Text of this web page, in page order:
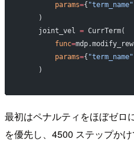
        params
={ "term_name"
    )
    joint_vel
= CurrTerm(
        func
=
        params
={ "term_name"
    )
最初はペナルティをほぼゼロ
を優先し、4500 ステップか